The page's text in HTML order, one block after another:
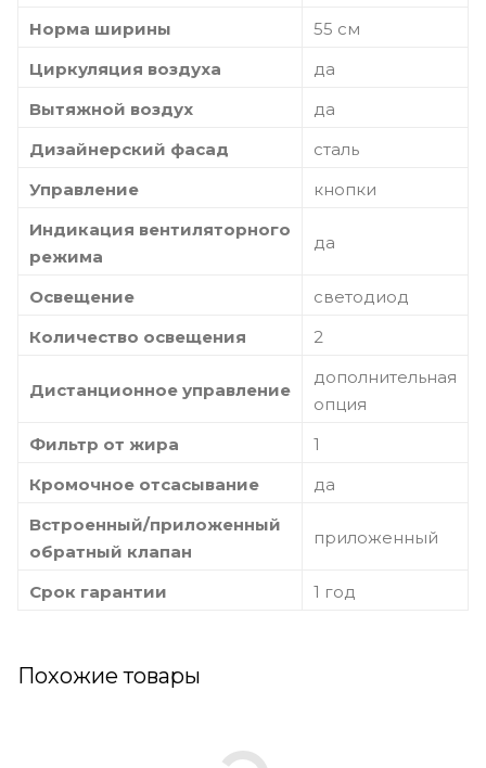
Норма ширины
55 см
Циркуляция воздуха
да
Вытяжной воздух
да
Дизайнерский фасад
сталь
Управление
кнопки
Индикация вентиляторного
режима
да
Освещение
светодиод
Количество освещения
2
Дистанционное управление
дополнительная
опция
Фильтр от жира
1
Кромочное отсасывание
да
Встроенный/приложенный
обратный клапан
приложенный
Срок гарантии 1 год
Похожие товары